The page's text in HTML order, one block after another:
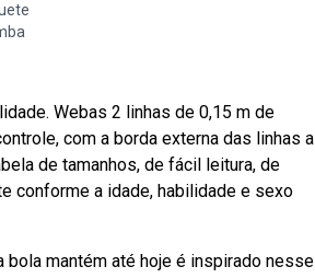
Webas 2 linhas de 0,15 m de
com a borda externa das linhas a
de tamanhos, de fácil leitura, de
conforme a idade, habilidade e sexo
bola mantém até hoje é inspirado nesse